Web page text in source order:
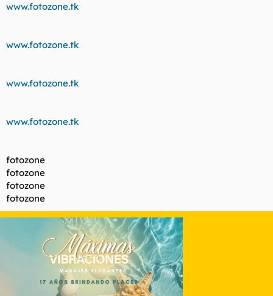
www.fotozone.tk
www.fotozone.tk
www.fotozone.tk
www.fotozone.tk
fotozone
fotozone
fotozone
fotozone